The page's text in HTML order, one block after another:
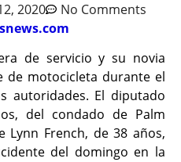
2020
No Comments
de servicio y su novia
de motocicleta durante el
autoridades. El diputado
del condado de Palm
Lynn French, de 38 años,
del domingo en la